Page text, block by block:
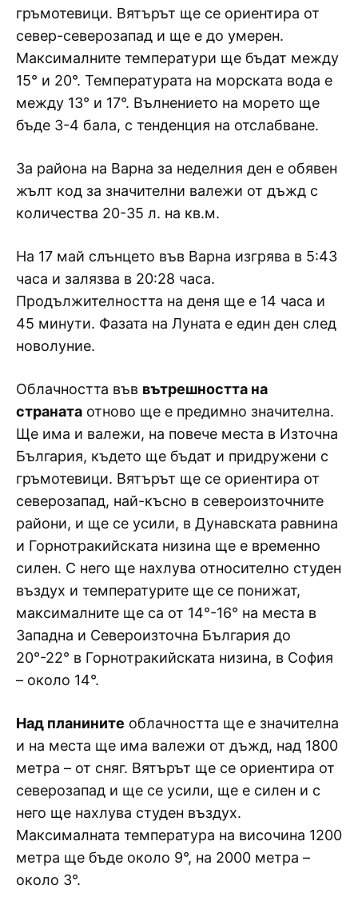
гръмотевици. Вятърът ще се ориентира от
север-северозапад и ще е до умерен.
Максималните температури ще бъдат между
15° и 20°. Температурата на морската вода е
между 13° и 17°. Вълнението на морето ще
бъде 3-4 бала, с тенденция на отслабване.
За района на Варна за неделния ден е обявен
жълт код за значителни валежи от дъжд с
количества 20-35 л. на кв.м.
На 17 май слънцето във Варна изгрява в 5:43
часа и залязва в 20:28 часа.
Продължителността на деня ще е 14 часа и
45 минути. Фазата на Луната е един ден след
новолуние.
Облачността във вътрешността на
страната отново ще е предимно значителна.
Ще има и валежи, на повече места в Източна
България, където ще бъдат и придружени с
гръмотевици. Вятърът ще се ориентира от
северозапад, най-късно в североизточните
райони, и ще се усили, в Дунавската равнина
и Горнотракийската низина ще е временно
силен. С него ще нахлува относително студен
въздух и температурите ще се понижат,
максималните ще са от 14°-16° на места в
Западна и Североизточна България до
20°-22° в Горнотракийската низина, в София
– около 14°.
Над планините облачността ще е значителна
и на места ще има валежи от дъжд, над 1800
метра – от сняг. Вятърът ще се ориентира от
северозапад и ще се усили, ще е силен и с
него ще нахлува студен въздух.
Максималната температура на височина 1200
метра ще бъде около 9°, на 2000 метра –
около 3°.